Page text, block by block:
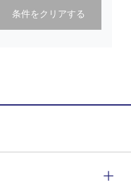
条件をクリアする